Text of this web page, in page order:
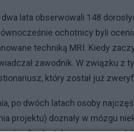
lata obserwowali 148
ochotnicy byli
techniką MRI. Kiedy
zawodnik. W związku z
który został już
po dwóch latach osoby
projektu) doznały w mózgu